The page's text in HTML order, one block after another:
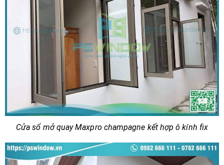
Cửa sổ mở quay Maxpro champagne kết hợp ô kính fix